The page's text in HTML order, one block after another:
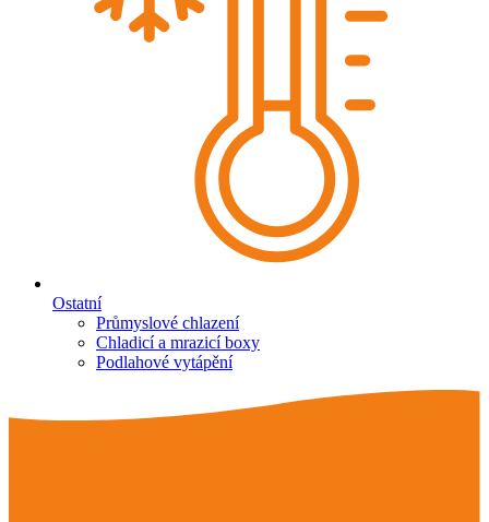
Ostatní
Průmyslové chlazení
Chladicí a mrazicí boxy
Podlahové vytápění